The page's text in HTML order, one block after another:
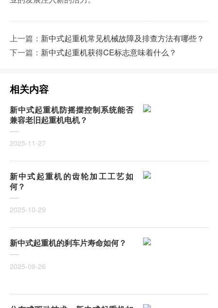
上一篇： 新中式起重机常见机械故障及排查方法有哪些？
下一篇： 新中式起重机获得CE标志意味着什么？
相关内容
新中式起重机防摇摆控制系统能否
兼容老旧起重机电机？
2025-11-27
新中式起重机的齿轮加工工艺如
何？
2025-10-29
新中式起重机的刹车片寿命如何？
2025-09-26